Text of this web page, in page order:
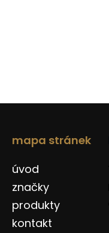
mapa stránek
úvod
značky
produkty
kontakt